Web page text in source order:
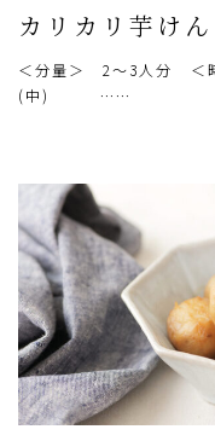
カリカリ芋け
＜分量＞ 2～3人分 ＜
(中) ……